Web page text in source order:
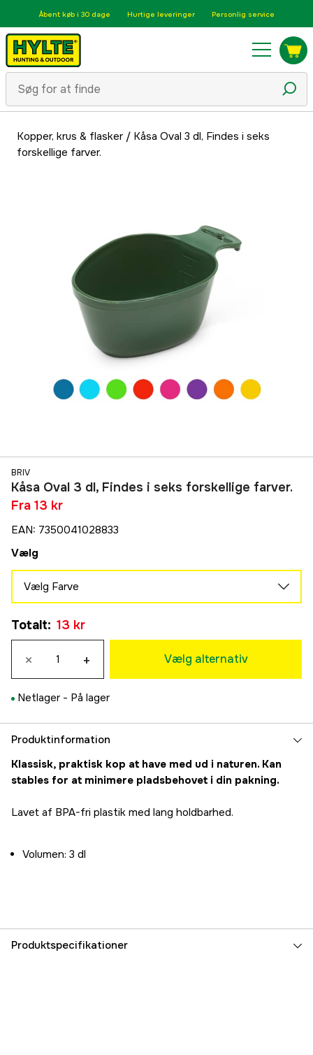
Åbent køb i 30 dage Hurtige leveringer Personlig service
Kopper, krus & flasker/ Kåsa Oval 3 dl, Findes i seks
forskellige farver.
BRIV
Kåsa Oval 3 dl, Findes i seks forskellige farver.
Fra 13 kr
EAN: 7350041028833
Vælg
Vælg Farve
13 kr
Lyseblå
13 kr
13 kr
Mørkegrøn
13 kr
Rød
Rosa
13 kr
13 kr
13 kr
Totalt: 13 kr
× + Vælg alternativ
Netlager - På lager
Produktinformation
Klassisk, praktisk kop at have med ud i naturen. Kan
stables for at minimere pladsbehovet i din pakning.
Lavet af BPA-fri plastik med lang holdbarhed.
Volumen: 3 dl
Produktspecifikationer